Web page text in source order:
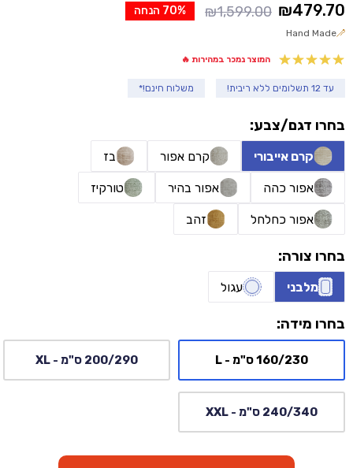
בחרו דגם/צבע:
קרם אייבורי קרם אפור בז
אפור כהה אפור בהיר טורקיז
אפור כחלחל זהב
בחרו צורה:
מלבני עגול
בחרו מידה:
160/230 ס"מ - L 200/290 ס"מ - XL
240/340 ס"מ - XXL
70% הנחה ₪1,599.00
המחיר
המקורי
היה:
₪1,599.00.
₪479.70
המחיר
הנוכחי
הוא:
₪479.70.
Hand Made
המוצר נמכר במהירות 🔥
עד 12 תשלומים ללא ריבית! משלוח חינם!*